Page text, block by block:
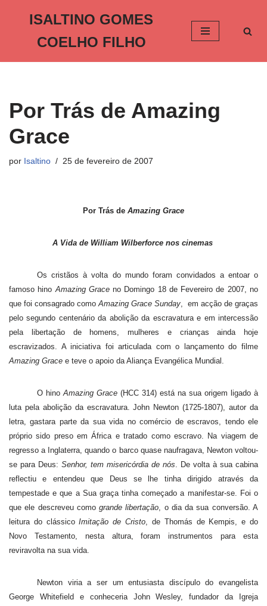
o
ISALTINO GOMES
COELHO FILHO
Por Trás de Amazing
Grace
por Isaltino 25 de fevereiro de 2007
Por Trás de Amazing Grace
A Vida de William Wilberforce nos cinemas
Os cristãos à volta do mundo foram convidados a entoar o
famoso hinoAmazing Graceno Domingo 18 de Fevereiro de 2007, no
que foi consagrado comoAmazing Grace Sunday, em acção de graças
pelo segundo centenário da abolição da escravatura e em intercessão
pela libertação de homens, mulheres e crianças ainda hoje
escravizados. A iniciativa foi articulada com o lançamento do filme
Amazing Grace e teve o apoio da Aliança Evangélica Mundial.
O hinoAmazing Grace (HCC 314) está na sua origem ligado à
luta pela abolição da escravatura. John Newton (1725-1807), autor da
letra, gastara parte da sua vida no comércio de escravos, tendo ele
próprio sido preso em África e tratado como escravo. Na viagem de
regresso a Inglaterra, quando o barco quase naufragava, Newton voltou-
se para Deus: Senhor, tem misericórdia de nós. De volta à sua cabina
reflectiu e entendeu que Deus se lhe tinha dirigido através da
tempestade e que a Sua graça tinha começado a manifestar-se. Foi o
que ele descreveu comogrande libertação, o dia da sua conversão. A
leitura do clássicoImitação de Cristo, de Thomás de Kempis, e do
Novo Testamento, nesta altura, foram instrumentos para esta
reviravolta na sua vida.
Newton viria a ser um entusiasta discípulo do evangelista
George Whitefield e conheceria John Wesley, fundador da Igreja